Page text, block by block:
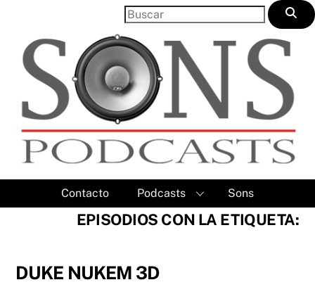
content
Contacto Podcasts Sons
EPISODIOS CON LA ETIQUETA:
DUKE NUKEM 3D